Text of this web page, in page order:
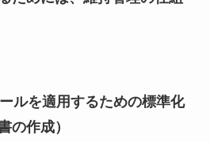
ルを適用するための標準化
の作成）